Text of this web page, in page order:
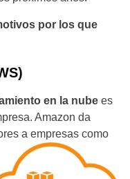
por los que
en la nube es
Amazon da
a empresas como